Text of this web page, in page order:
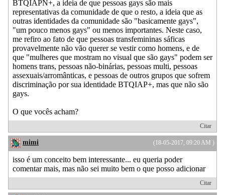
BTQIAPN+, a ideia de que pessoas gays são mais
representativas da comunidade de que o resto, a ideia que as
outras identidades da comunidade são "basicamente gays",
"um pouco menos gays" ou menos importantes. Neste caso,
me refiro ao fato de que pessoas transfemininas sáficas
provavelmente não vão querer se vestir como homens, e de
que "mulheres que mostram no visual que são gays" podem ser
homens trans, pessoas não-binárias, pessoas multi, pessoas
assexuais/arromânticas, e pessoas de outros grupos que sofrem
discriminação por sua identidade BTQIAP+, mas que não são
gays.
O que vocês acham?
Citar
(18-05-2017, 09:20 AM )
mimi
isso é um conceito bem interessante... eu queria poder
comentar mais, mas não sei muito bem o que posso adicionar
Citar